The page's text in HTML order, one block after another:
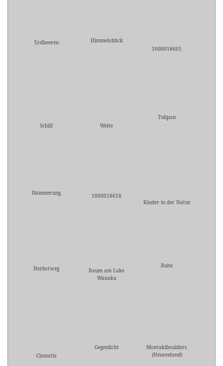
Erdbeeren
Himmelsblick
1000018601
Schilf Weite
Tulipan
Dämmerung
1000018618
Kinder in der Natur
Herbstweg
Baum am Lake
Wanaka
Ruhe
Clematis
Gegenlicht
Moerakiboulders
(Neuseeland)